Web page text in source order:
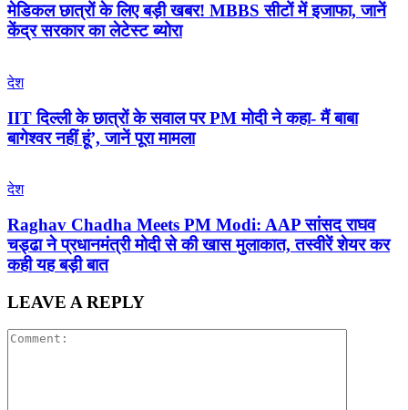
मेडिकल छात्रों के लिए बड़ी खबर! MBBS सीटों में इजाफा, जानें
केंद्र सरकार का लेटेस्ट ब्योरा
देश
IIT दिल्ली के छात्रों के सवाल पर PM मोदी ने कहा- मैं बाबा
बागेश्वर नहीं हूं’, जानें पूरा मामला
देश
Raghav Chadha Meets PM Modi: AAP सांसद राघव
चड्ढा ने प्रधानमंत्री मोदी से की खास मुलाकात, तस्वीरें शेयर कर
कही यह बड़ी बात
LEAVE A REPLY